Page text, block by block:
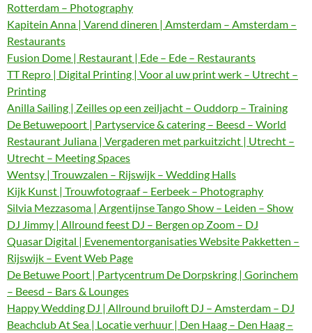
Rotterdam – Photography
Kapitein Anna | Varend dineren | Amsterdam – Amsterdam –
Restaurants
Fusion Dome | Restaurant | Ede – Ede – Restaurants
TT Repro | Digital Printing | Voor al uw print werk – Utrecht –
Printing
Anilla Sailing | Zeilles op een zeiljacht – Ouddorp – Training
De Betuwepoort | Partyservice & catering – Beesd – World
Restaurant Juliana | Vergaderen met parkuitzicht | Utrecht –
Utrecht – Meeting Spaces
Wentsy | Trouwzalen – Rijswijk – Wedding Halls
Kijk Kunst | Trouwfotograaf – Eerbeek – Photography
Silvia Mezzasoma | Argentijnse Tango Show – Leiden – Show
DJ Jimmy | Allround feest DJ – Bergen op Zoom – DJ
Quasar Digital | Evenementorganisaties Website Pakketten –
Rijswijk – Event Web Page
De Betuwe Poort | Partycentrum De Dorpskring | Gorinchem
– Beesd – Bars & Lounges
Happy Wedding DJ | Allround bruiloft DJ – Amsterdam – DJ
Beachclub At Sea | Locatie verhuur | Den Haag – Den Haag –